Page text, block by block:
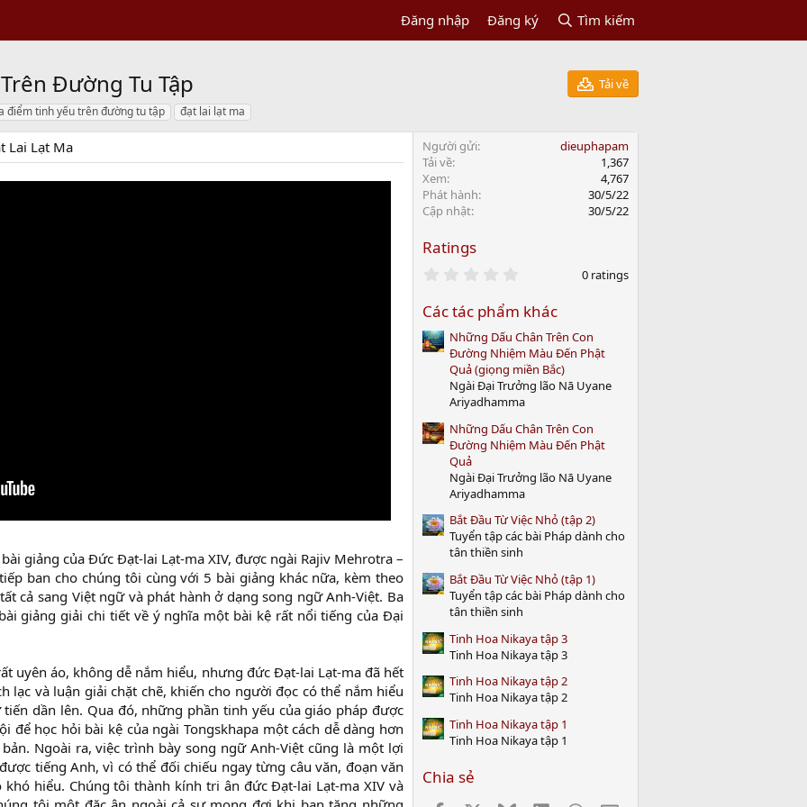
Đăng nhập Đăng ký Tìm kiếm
Đường Tu Tập
Tải về
điểm tinh yếu trên đường tu tập đạt lai lạt ma
Lai Lạt Ma
giảng của Đức Đạt-lai Lạt-ma XIV, được ngài Rajiv Mehrotra –
ban cho chúng tôi cùng với 5 bài giảng khác nữa, kèm theo
cả sang Việt ngữ và phát hành ở dạng song ngữ Anh-Việt. Ba
giảng giải chi tiết về ý nghĩa một bài kệ rất nổi tiếng của Đại
uyên áo, không dễ nắm hiểu, nhưng đức Đạt-lai Lạt-ma đã hết
lạc và luận giải chặt chẽ, khiến cho người đọc có thể nắm hiểu
dần lên. Qua đó, những phần tinh yếu của giáo pháp được
để học hỏi bài kệ của ngài Tongskhapa một cách dễ dàng hơn
Ngoài ra, việc trình bày song ngữ Anh-Việt cũng là một lợi
tiếng Anh, vì có thể đối chiếu ngay từng câu văn, đoạn văn
khó hiểu. Chúng tôi thành kính tri ân đức Đạt-lai Lạt-ma XIV và
Người gửi
dieuphapam
Tải về
1,367
Xem
4,767
Phát hành
30/5/22
Cập nhật
30/5/22
Ratings
0
t
a
r
(
s
)
0 ratings
Các tác phẩm khác
Những Dấu Chân Trên Con
Đường Nhiệm Màu Đến Phật
Quả (giọng miền Bắc)
Ngài Đại Trưởng lão Nā Uyane
Ariyadhamma
Những Dấu Chân Trên Con
Đường Nhiệm Màu Đến Phật
Quả
Ngài Đại Trưởng lão Nā Uyane
Ariyadhamma
Bắt Đầu Từ Việc Nhỏ (tập 2)
Tuyển tập các bài Pháp dành cho
tân thiền sinh
Bắt Đầu Từ Việc Nhỏ (tập 1)
Tuyển tập các bài Pháp dành cho
tân thiền sinh
Tinh Hoa Nikaya tập 3
Tinh Hoa Nikaya tập 3
Tinh Hoa Nikaya tập 2
Tinh Hoa Nikaya tập 2
Tinh Hoa Nikaya tập 1
Tinh Hoa Nikaya tập 1
Chia sẻ